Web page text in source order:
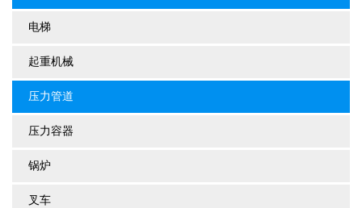
电梯
起重机械
压力管道
压力容器
锅炉
叉车